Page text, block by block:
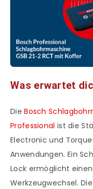
Was erwartet
DieBosch
Professional ist die
Electronic und
Anwendungen. Ein
Lock ermöglicht
Werkzeugwechsel.